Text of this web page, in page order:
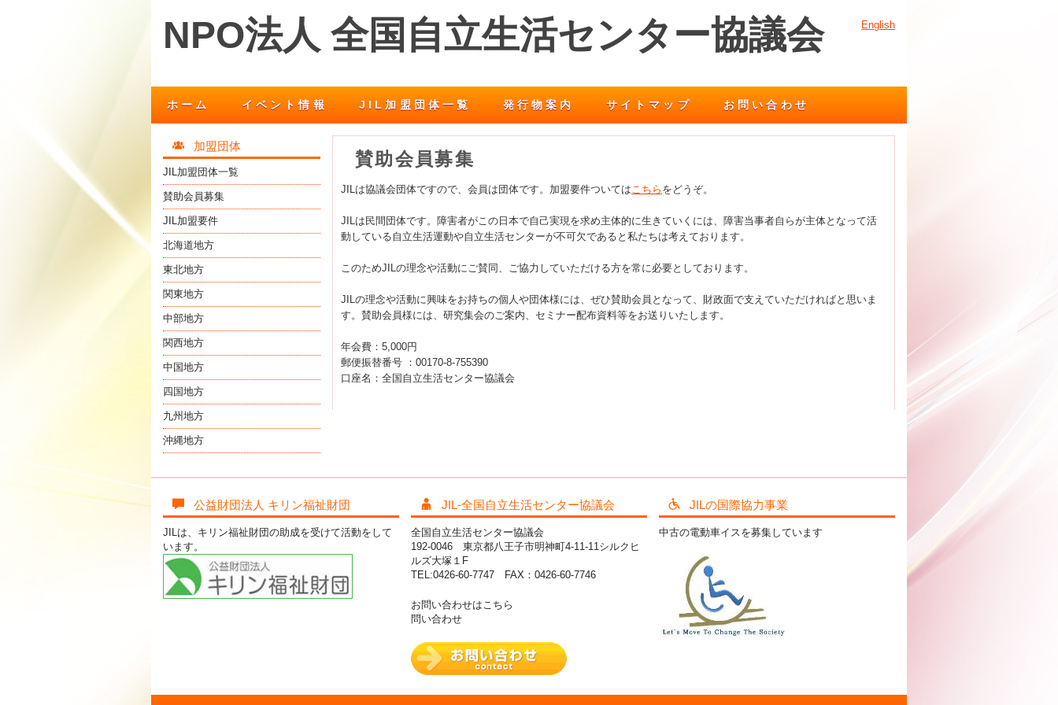
NPO法人 全国自立生活センター協議会 English
ホーム イベント情報 JIL加盟団体一覧 発行物案内 サイトマップ お問い合わせ
賛助会員募集
JILは協議会団体ですので、会員は団体です。加盟要件ついてはこちら をどうぞ。
JILは民間団体です。障害者がこの日本で自己実現を求め主体的に生きていくには、障害当事者自らが主体となって活
動している自立生活運動や自立生活センターが不可欠であると私たちは考えております。
このためJILの理念や活動にご賛同、ご協力していただける方を常に必要としております。
JILの理念や活動に興味をお持ちの個人や団体様には、ぜひ賛助会員となって、財政面で支えていただければと思いま
す。賛助会員様には、研究集会のご案内、セミナー配布資料等をお送りいたします。
年会費：5,000円
郵便振替番号 ：00170-8-755390
口座名：全国自立生活センター協議会
加盟団体
JIL加盟団体一覧
賛助会員募集
JIL加盟要件
北海道地方
東北地方
関東地方
中部地方
関西地方
中国地方
四国地方
九州地方
沖縄地方
公益財団法人 キリン福祉財団
JILは、キリン福祉財団の助成を受けて活動をして
います。
JIL-全国自立生活センター協議会
全国自立生活センター協議会
192-0046 東京都八王子市明神町4-11-11シルクヒ
ルズ大塚１F
TEL:0426-60-7747 FAX：0426-60-7746
お問い合わせはこちら
問い合わせ
JILの国際協力事業
中古の電動車イスを募集しています